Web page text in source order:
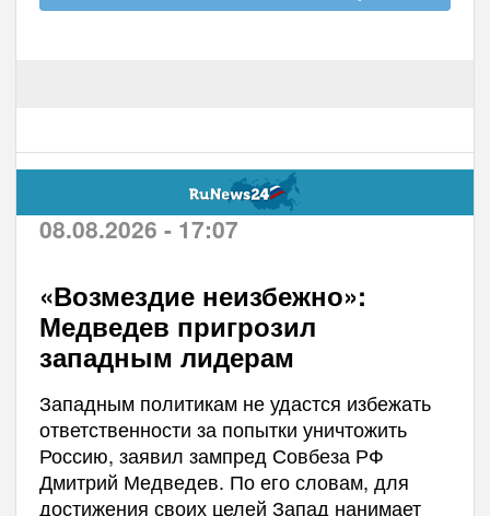
08.08.2026 - 17:07
«Возмездие неизбежно»:
Медведев пригрозил
западным лидерам
Западным политикам не удастся избежать
ответственности за попытки уничтожить
Россию, заявил зампред Совбеза РФ
Дмитрий Медведев. По его словам, для
достижения своих целей Запад нанимает